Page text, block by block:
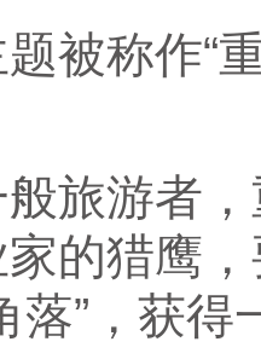
被称作“
旅游者
的猎鹰
落”，获得